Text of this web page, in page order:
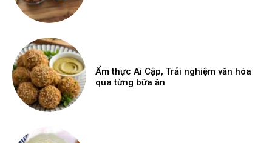
Ẩm thực Ai Cập, Trải nghiệm văn hóa
qua từng bữa ăn